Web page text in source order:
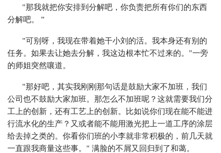
"那我就把你安排到分解吧，你负责把所有你们的东西
分解吧。 ”
"可别呀，我现在带着她干小刘的活。我本身还有别的
任务。如果去让她去分解，我这边根本忙不过来的。"一旁
的师姐突然嚷道。
"那好吧，其实我刚刚那句话是鼓励大家不加班，我们
公司也不鼓励大家加班。那怎么不加班呢？这就需要我们分
工上的创新，还有工艺上的创新。比如说你们现在能不能进
行流水化的生产？又或者能不能用激光把上一道工序的涂层
给去掉之类的。你看你们班的小李就非常积极的，前几天就
一直跟我商量这些事。" 满脸的不屑又回归到了和蔼。